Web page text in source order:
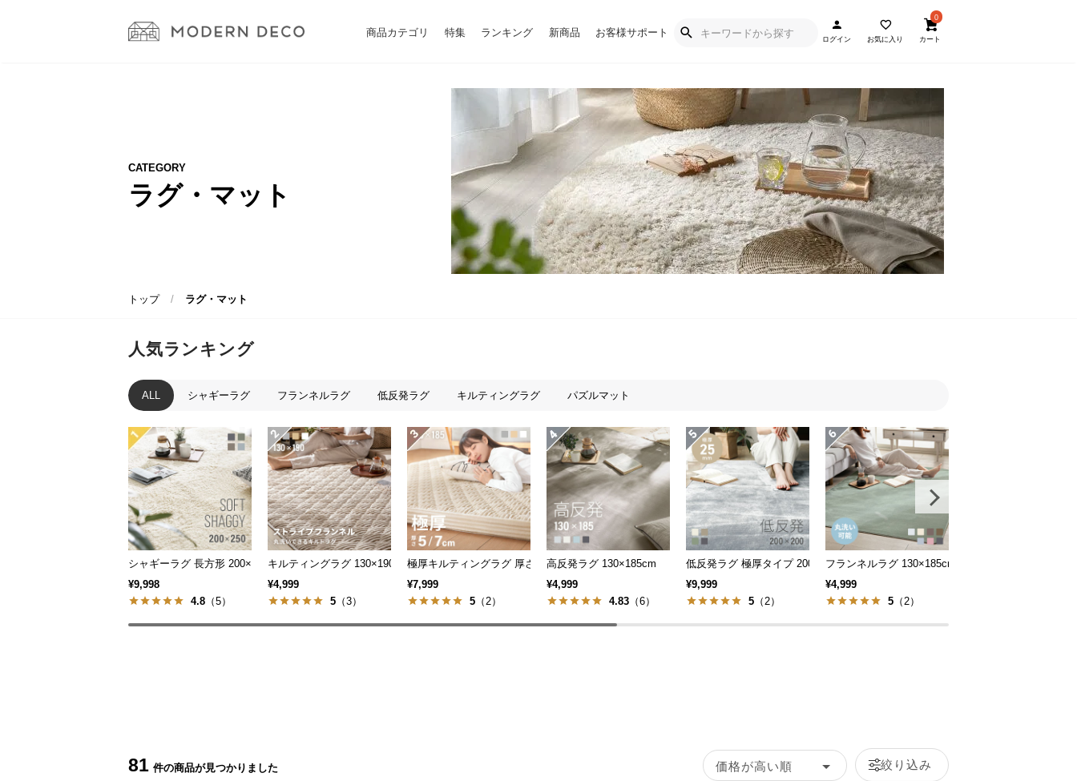
商品カテゴリ 特集 ランキング 新商品 お客様サポート
ログイン お気に入り
0
カート
CATEGORY
ラグ・マット
トップ ラグ・マット
人気ランキング
ALL シャギーラグ フランネルラグ 低反発ラグ キルティングラグ パズルマット
シャギーラグ 長方形 200×250cm 洗える 防音 防ダニ 抗菌防臭 滑り止め付き
¥9,998
4.8 （5）
キルティングラグ 130×190cm
¥4,999
5 （3）
極厚キルティングラグ 厚さ5/7cm
¥7,999
5 （2）
高反発ラグ 130×185cm
¥4,999
4.83 （6）
低反発ラグ 極厚タイプ 200×200cm
¥9,999
5 （2）
フランネルラグ 130×185cm
¥4,999
5 （2）
81 価格が高い順 絞り込み